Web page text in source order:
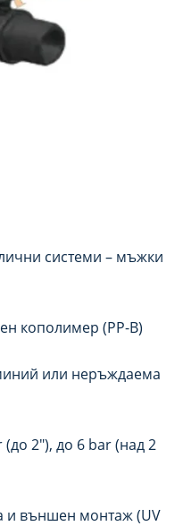
системи – мъжки
кополимер (PP-B)
или неръждаема
2″), до 6 bar (над 2
и външен монтаж (UV